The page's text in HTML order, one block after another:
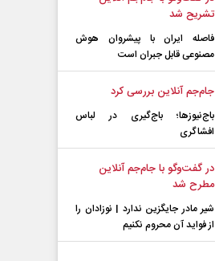
تشریح شد
فاصله ایران با پیشرو‌ان هوش
مصنوعی قابل جبران است
جام‌جم آنلاین بررسی کرد
باج‌نیوزها؛ باج‌گیری در لباس
افشاگری
در گفت‌و‌گو با جام‌جم آنلاین
مطرح شد
شیر مادر جایگزین ندارد | نوزادان را
از فواید آن محروم نکنیم